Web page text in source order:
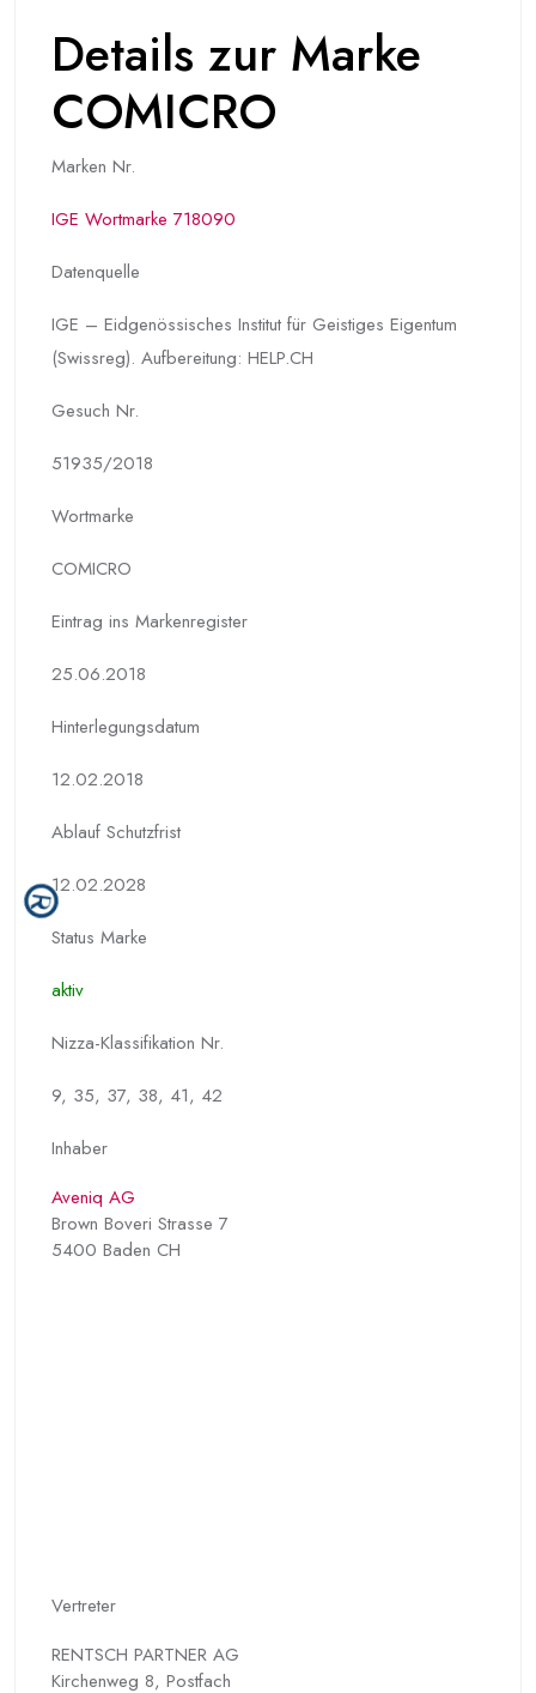
Details zur Marke
COMICRO
Marken Nr.
IGE Wortmarke 718090
Datenquelle
IGE – Eidgenössisches Institut für Geistiges Eigentum
(Swissreg). Aufbereitung: HELP.CH
Gesuch Nr.
51935/2018
Wortmarke
COMICRO
Eintrag ins Markenregister
25.06.2018
Hinterlegungs­datum
12.02.2018
Ablauf Schutzfrist
12.02.2028
Status Marke
aktiv
Nizza-Klassifikation Nr.
9, 35, 37, 38, 41, 42
Inhaber
Aveniq AG
Brown Boveri Strasse 7
5400 Baden CH
Vertreter
RENTSCH PARTNER AG
Kirchenweg 8, Postfach